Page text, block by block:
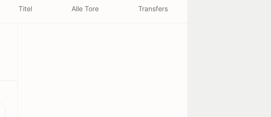
Titel Alle Tore Transfers